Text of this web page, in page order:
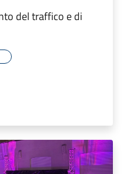
del traffico e di